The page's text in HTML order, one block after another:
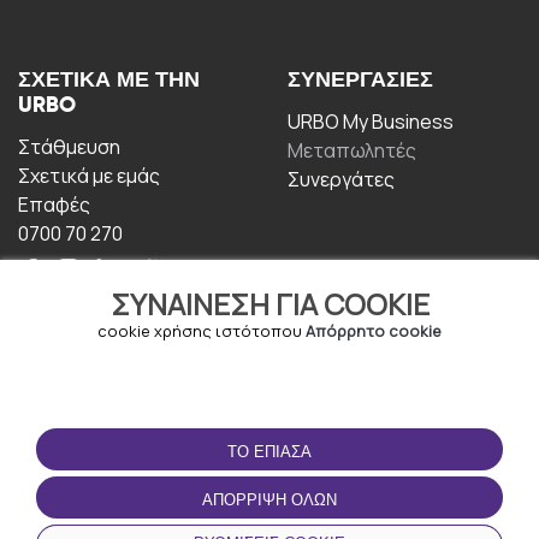
ΣΥΝΑΊΝΕΣΗ ΓΙΑ COOKIE
cookie χρήσης ιστότοπου Απόρρητο cookie
ΤΟ ΈΠΙΑΣΑ
ΑΠΌΡΡΙΨΗ ΌΛΩΝ
ΣΧΕΤΙΚΆ ΜΕ ΤΗΝ
URBO
Στάθμευση
Σχετικά με εμάς
Επαφές
0700 70 270
ΣΥΝΕΡΓΑΣΊΕΣ
URBO My Business
Μεταπωλητές
Συνεργάτες
ΟΡΟΙ ΧΡΉΣΗΣ
Οροι και Προϋποθέσεις
Πολιτική απορρήτου
ΚΑΤΕΒΆΣΤΕ ΤΗΝ
ΕΦΑΡΜΟΓΉ